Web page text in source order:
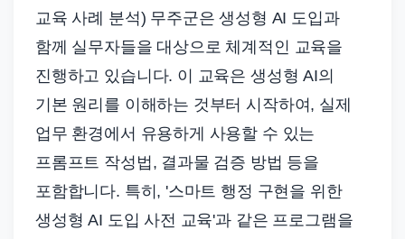
교육 사례 분석) 무주군은 생성형 AI 도입과
함께 실무자들을 대상으로 체계적인 교육을
진행하고 있습니다. 이 교육은 생성형 AI의
기본 원리를 이해하는 것부터 시작하여, 실제
업무 환경에서 유용하게 사용할 수 있는
프롬프트 작성법, 결과물 검증 방법 등을
포함합니다. 특히, '스마트 행정 구현을 위한
생성형 AI 도입 사전 교육'과 같은 프로그램을